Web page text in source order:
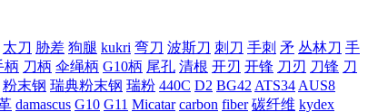
太刀 胁差 狗腿 kukri 弯刀 波斯刀 刺刀 手刺 矛 丛林刀 手
柄 刀柄 伞绳柄 G10柄 尾孔 清根 开刃 开锋 刀刃 刀锋 刀
粉末钢 瑞典粉末钢 瑞粉 440C D2 BG42 ATS34 AUS8
damascus G10 G11 Micatar carbon fiber 碳纤维 kydex